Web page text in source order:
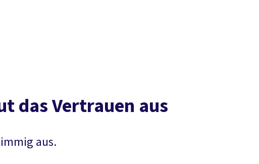
das Vertrauen aus
aus.